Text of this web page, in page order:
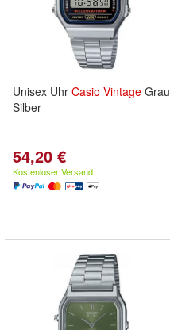
Unisex Uhr Casio Vintage Grau
Silber
54,20 €
Kostenloser Versand